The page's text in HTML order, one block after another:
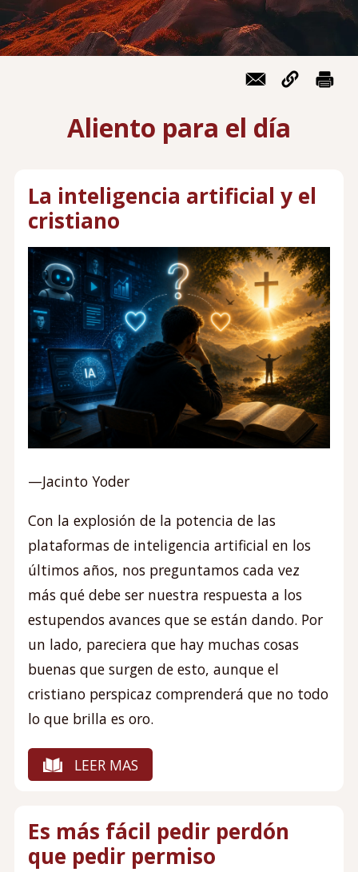
Aliento para el día
La inteligencia artificial y el
cristiano
—Jacinto Yoder
Con la explosión de la potencia de las
plataformas de inteligencia artificial en los
últimos años, nos preguntamos cada vez
más qué debe ser nuestra respuesta a los
estupendos avances que se están dando. Por
un lado, pareciera que hay muchas cosas
buenas que surgen de esto, aunque el
cristiano perspicaz comprenderá que no todo
lo que brilla es oro.
LEER MAS
Es más fácil pedir perdón
que pedir permiso
Menú
usuario
Mi cuenta
Iniciar sesión